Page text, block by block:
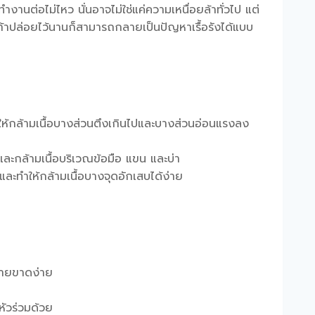
นต่อไม่ไหว นั่นอาจไม่ใช่แค่ความเหนื่อยล้าทั่วไป แต่
ปล่อยไว้นานก็สามารถกลายเป็นปัญหาเรื้อรังได้แบบ
ล้ามเนื้อบางส่วนตึงเกินไปและบางส่วนอ่อนแรงลง
ะกล้ามเนื้อบริเวณข้อมือ แขน และบ่า
ะทำให้กล้ามเนื้อบางจุดอักเสบได้ง่าย
ยขาดง่าย
วร่วมด้วย